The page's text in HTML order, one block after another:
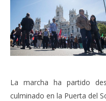
La marcha ha partido
culminado en la Puerta del